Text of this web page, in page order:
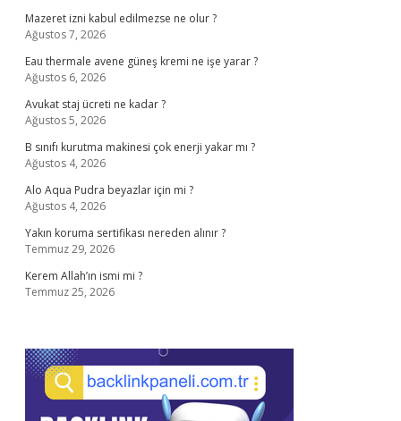
Mazeret izni kabul edilmezse ne olur ?
Ağustos 7, 2026
Eau thermale avene güneş kremi ne işe yarar ?
Ağustos 6, 2026
Avukat staj ücreti ne kadar ?
Ağustos 5, 2026
B sınıfı kurutma makinesi çok enerji yakar mı ?
Ağustos 4, 2026
Alo Aqua Pudra beyazlar için mi ?
Ağustos 4, 2026
Yakın koruma sertifikası nereden alınır ?
Temmuz 29, 2026
Kerem Allah’ın ismi mi ?
Temmuz 25, 2026